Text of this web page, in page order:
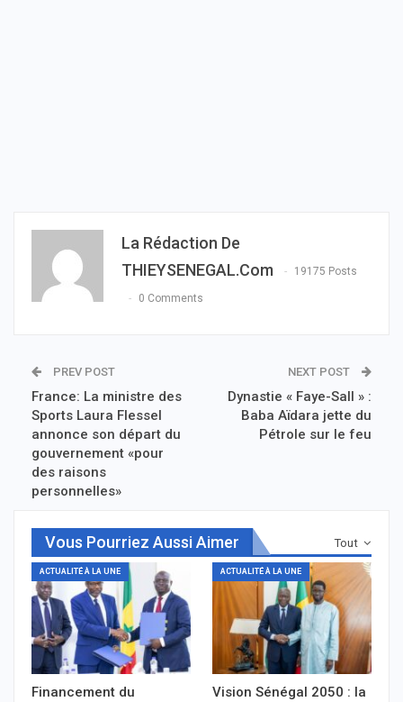
La Rédaction De
THIEYSENEGAL.com
19175 Posts
0 Comments
PREV POST
France: La ministre des
Sports Laura Flessel
annonce son départ du
gouvernement «pour
des raisons
personnelles»
NEXT POST
Dynastie « Faye-Sall » :
Baba Aïdara jette du
Pétrole sur le feu
Tout
Vous Pourriez Aussi Aimer
ACTUALITÉ À LA UNE
Financement du
ACTUALITÉ À LA UNE
Vision Sénégal 2050 : la